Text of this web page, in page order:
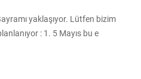
yaklaşıyor. Lütfen bizim
: 1. 5 Mayıs bu e
satın almak ya da cevap
ya